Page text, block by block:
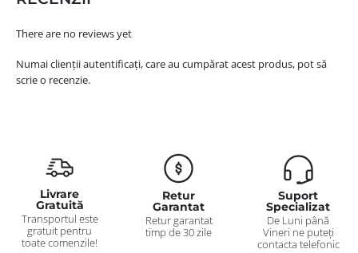
There are no reviews yet
Numai clienții autentificați, care au cumpărat acest produs, pot să
scrie o recenzie.
Livrare
Gratuită
Transportul este
gratuit pentru
toate comenzile!
Retur
Garantat
Retur garantat
timp de 30 zile
Suport
Specializat
De Luni până
Vineri ne puteți
contacta telefonic